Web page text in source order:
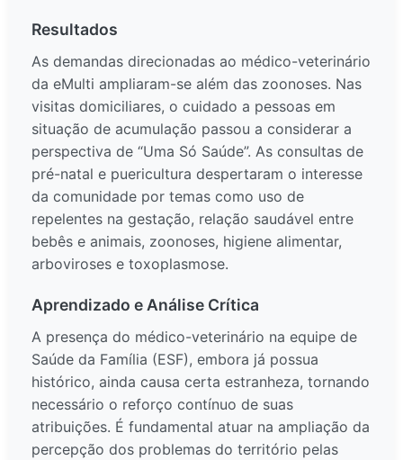
Resultados
As demandas direcionadas ao médico-veterinário
da eMulti ampliaram-se além das zoonoses. Nas
visitas domiciliares, o cuidado a pessoas em
situação de acumulação passou a considerar a
perspectiva de “Uma Só Saúde”. As consultas de
pré-natal e puericultura despertaram o interesse
da comunidade por temas como uso de
repelentes na gestação, relação saudável entre
bebês e animais, zoonoses, higiene alimentar,
arboviroses e toxoplasmose.
Aprendizado e Análise Crítica
A presença do médico-veterinário na equipe de
Saúde da Família (ESF), embora já possua
histórico, ainda causa certa estranheza, tornando
necessário o reforço contínuo de suas
atribuições. É fundamental atuar na ampliação da
percepção dos problemas do território pelas